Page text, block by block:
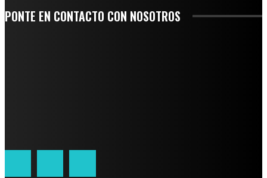
PONTE EN CONTACTO CON NOSOTROS